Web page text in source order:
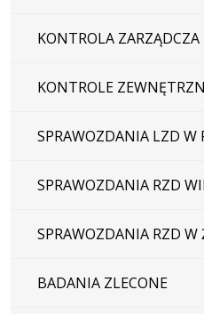
KONTROLA ZARZĄDCZA
KONTROLE
SPRAWOZDANIA LZD W
SPRAWOZDANIA RZD
SPRAWOZDANIA RZD W
BADANIA ZLECONE